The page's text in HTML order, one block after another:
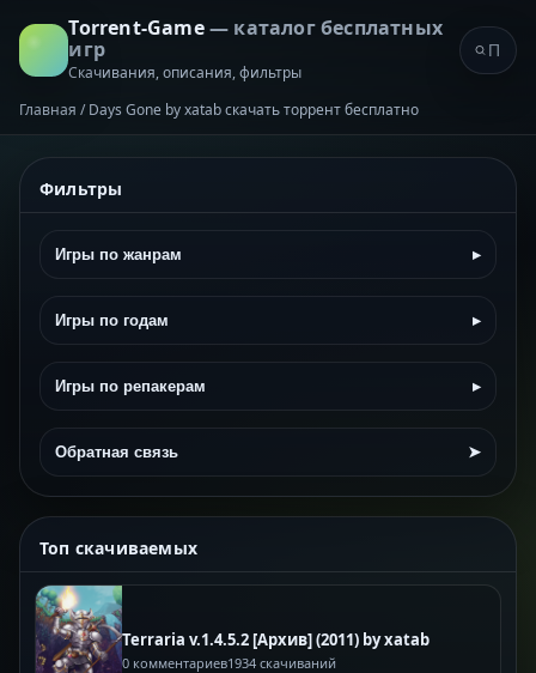
Torrent-Game— каталог бесплатных
игр
Скачивания, описания, фильтры
Главная / Days Gone by xatab скачать торрент бесплатно
Фильтры
Игры по жанрам ▸
Игры по годам ▸
Игры по репакерам ▸
Обратная связь ➤
Топ скачиваемых
Terraria v.1.4.5.2 [Архив] (2011) by xatab
0 комментариев1934 скачиваний